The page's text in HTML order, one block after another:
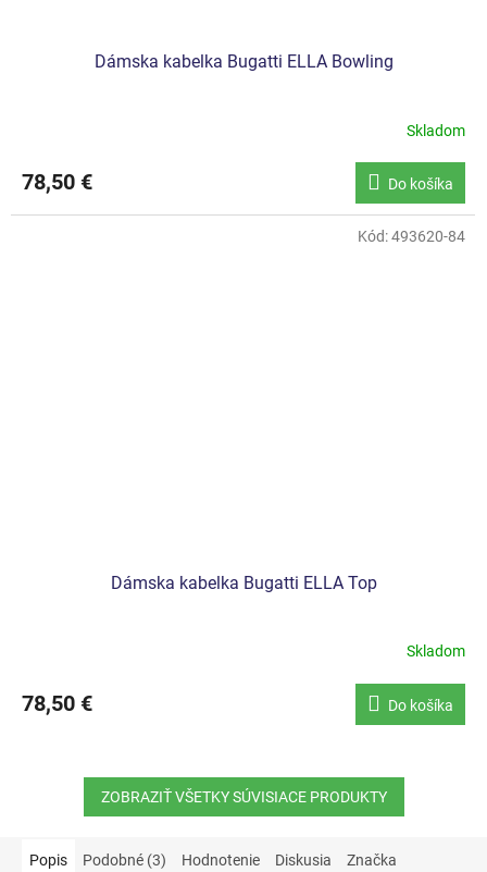
Dámska kabelka Bugatti ELLA Bowling
Skladom
78,50 € Do košíka
Dámska kabelka Bugatti ELLA Top
Skladom
78,50 € Do košíka
Kód:493620-84
ZOBRAZIŤ VŠETKY SÚVISIACE PRODUKTY
Popis Podobné (3) Hodnotenie Diskusia Značka